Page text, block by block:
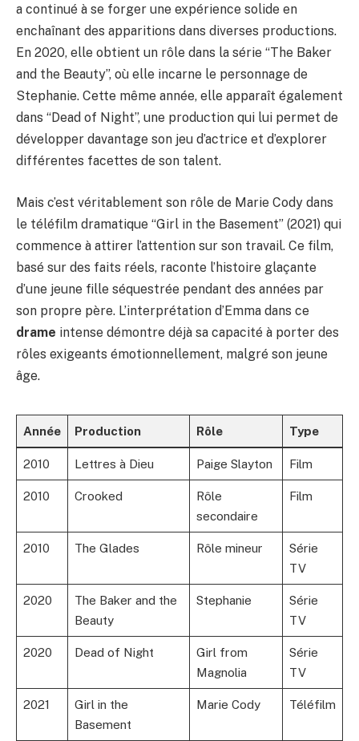
a continué à se forger une expérience solide en
enchaînant des apparitions dans diverses productions.
En 2020, elle obtient un rôle dans la série “The Baker
and the Beauty”, où elle incarne le personnage de
Stephanie. Cette même année, elle apparaît également
dans “Dead of Night”, une production qui lui permet de
développer davantage son jeu d’actrice et d’explorer
différentes facettes de son talent.
Mais c’est véritablement son rôle de Marie Cody dans
le téléfilm dramatique “Girl in the Basement” (2021) qui
commence à attirer l’attention sur son travail. Ce film,
basé sur des faits réels, raconte l’histoire glaçante
d’une jeune fille séquestrée pendant des années par
son propre père. L’interprétation d’Emma dans ce
drame intense démontre déjà sa capacité à porter des
rôles exigeants émotionnellement, malgré son jeune
âge.
Année Production Rôle Type
2010 Lettres à Dieu Paige Slayton Film
2010 Crooked
Rôle
secondaire
Film
2010 The Glades Rôle mineur
Série
TV
2020
The Baker and the
Beauty
Stephanie
Série
TV
2020 Dead of Night
Girl from
Magnolia
Série
TV
2021
Girl in the
Basement
Marie Cody Téléfilm